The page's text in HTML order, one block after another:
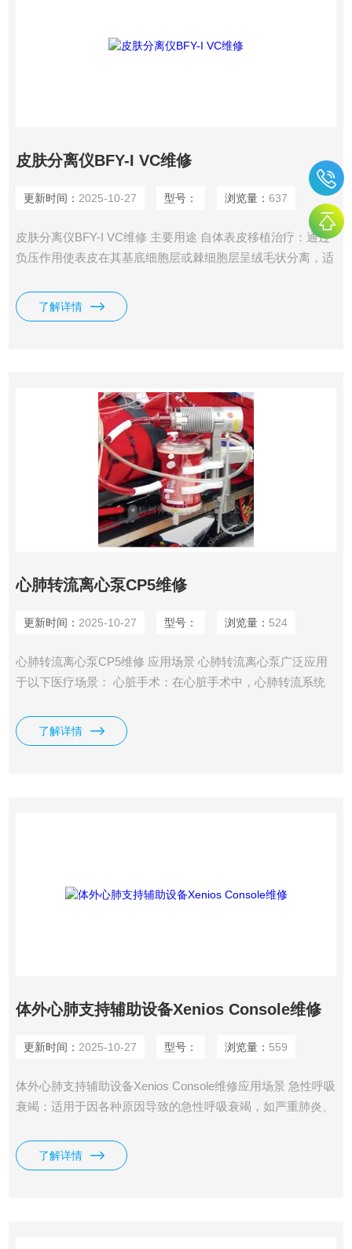
皮肤分离仪BFY-I VC维修
更新时间： 2025-10-27 型号： 浏览量： 637
皮肤分离仪BFY-I VC维修 主要用途 自体表皮移植治疗：通过
负压作用使表皮在其基底细胞层或棘细胞层呈绒毛状分离，适
皮肤水分、油份、弹性、皱纹、毛孔大小、斑点等，为用户提
供科学的个性化肌肤护理方案。 医疗美容：用于去除皮肤瑕
了解详情
心肺转流离心泵CP5维修
更新时间： 2025-10-27 型号： 浏览量： 524
心肺转流离心泵CP5维修 应用场景 心肺转流离心泵广泛应用
于以下医疗场景： 心脏手术：在心脏手术中，心肺转流系统
方便医生进行手术操作。 透析治疗：在透析治疗中，离心泵
将患者的血液引出，经过特殊的滤器进行清洁和排毒，再将清
了解详情
体外心肺支持辅助设备Xenios Console维修
更新时间： 2025-10-27 型号： 浏览量： 559
体外心肺支持辅助设备Xenios Console维修应用场景 急性呼吸
衰竭：适用于因各种原因导致的急性呼吸衰竭，如严重肺炎、
心脏手术后急性心肺功能衰竭、心源性休克、暴发性心肌炎
等，为患者提供心肺功能支持。 心脏手术辅助：在心脏手术
了解详情